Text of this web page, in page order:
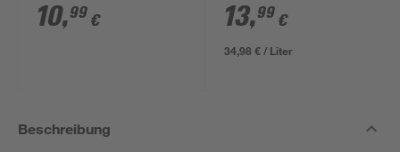
10,99 € 13,99 €
34,98 € / Liter
Beschreibung